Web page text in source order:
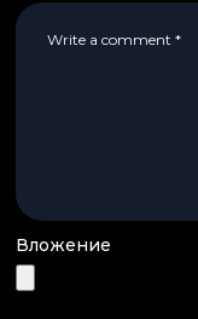
Вложение